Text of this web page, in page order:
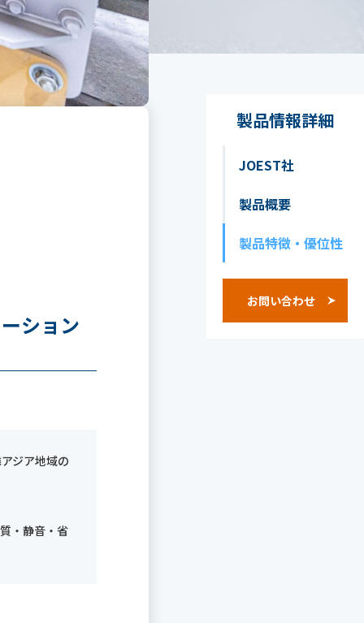
製品情報詳細
JOEST社
製品概要
製品特徴・優位性
お問い合わせ
ション
ジア地域の
・静音・省